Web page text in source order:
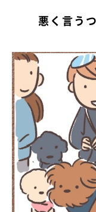
悪く言う